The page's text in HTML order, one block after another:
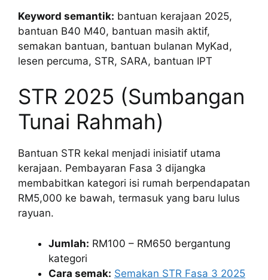
Keyword semantik: bantuan kerajaan 2025,
bantuan B40 M40, bantuan masih aktif,
semakan bantuan, bantuan bulanan MyKad,
lesen percuma, STR, SARA, bantuan IPT
STR 2025 (Sumbangan
Tunai Rahmah)
Bantuan STR kekal menjadi inisiatif utama
kerajaan. Pembayaran Fasa 3 dijangka
membabitkan kategori isi rumah berpendapatan
RM5,000 ke bawah, termasuk yang baru lulus
rayuan.
Jumlah: RM100 – RM650 bergantung
kategori
Cara semak: Semakan STR Fasa 3 2025